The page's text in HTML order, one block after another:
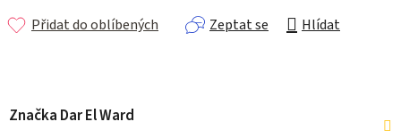
Zeptat se Hlídat
Přidat do oblíbených
Značka Dar El Ward